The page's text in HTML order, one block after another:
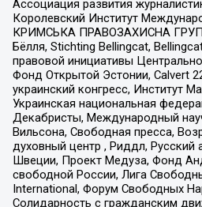
Ассоциация развития
Королевский Институт
КРИМСЬКА ПРАВОЗАХИСНА
Бёлля, Stichting Bellingcat,
правовой инициативы
Фонд Открытой Эстонии, Calvert
украинский конгресс, Институт
Украинская национальная
Декабристы, Международный
Вильсона, Свободная пресса,
духовный центр , Риддл, Русский
Швеции, Проект Медуза, Фонд
свободной России, Лига
International, Форум Свободных
Солидарность с гражданским